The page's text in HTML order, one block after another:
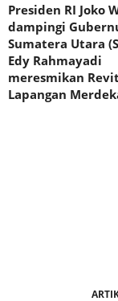
Presiden RI Joko
dampingi
Sumatera Utara
Edy Rahmayadi
meresmikan
Lapangan